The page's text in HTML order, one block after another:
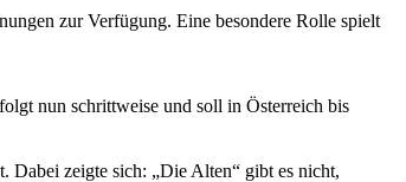
zur Verfügung. Eine besondere Rolle spielt
nun schrittweise und soll in Österreich bis
Dabei zeigte sich: „Die Alten“ gibt es nicht,